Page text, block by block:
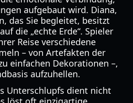
aufgebaut wird. Diana,
das Sie begleitet, besitzt
die „echte Erde“. Spieler
Reise verschiedene
– von Artefakten der
einfachen Dekorationen –,
aufzuhellen.
Unterschlupfs dient nicht